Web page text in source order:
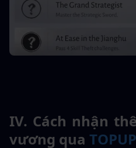
IV. Cách nhận
vương qua